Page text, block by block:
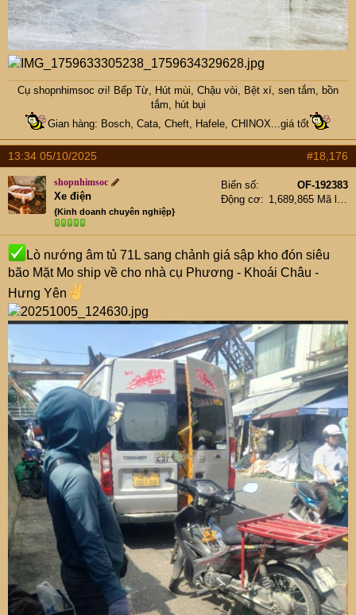
Cụ shopnhimsoc ơi! Bếp Từ, Hút mùi, Chậu vòi, Bệt xí, sen tắm, bồn
tắm, hút bụi
Gian hàng: Bosch, Cata, Cheft, Hafele, CHINOX...giá tốt
13:34 05/10/2025 #18,176
shopnhimsoc
Xe điện
{Kinh doanh chuyên nghiệp}
Biển số
OF-192383
Động cơ
Lò nướng âm tủ 71L sang chảnh giá sập kho đón siêu
bão Mặt Mo ship về cho nhà cụ Phương - Khoái Châu -
Hưng Yên